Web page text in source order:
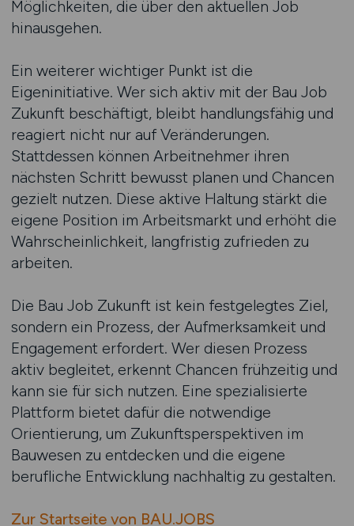
Möglichkeiten, die über den aktuellen Job
hinausgehen.
Ein weiterer wichtiger Punkt ist die
Eigeninitiative. Wer sich aktiv mit der Bau Job
Zukunft beschäftigt, bleibt handlungsfähig und
reagiert nicht nur auf Veränderungen.
Stattdessen können Arbeitnehmer ihren
nächsten Schritt bewusst planen und Chancen
gezielt nutzen. Diese aktive Haltung stärkt die
eigene Position im Arbeitsmarkt und erhöht die
Wahrscheinlichkeit, langfristig zufrieden zu
arbeiten.
Die Bau Job Zukunft ist kein festgelegtes Ziel,
sondern ein Prozess, der Aufmerksamkeit und
Engagement erfordert. Wer diesen Prozess
aktiv begleitet, erkennt Chancen frühzeitig und
kann sie für sich nutzen. Eine spezialisierte
Plattform bietet dafür die notwendige
Orientierung, um Zukunftsperspektiven im
Bauwesen zu entdecken und die eigene
berufliche Entwicklung nachhaltig zu gestalten.
Zur Startseite von BAU.JOBS